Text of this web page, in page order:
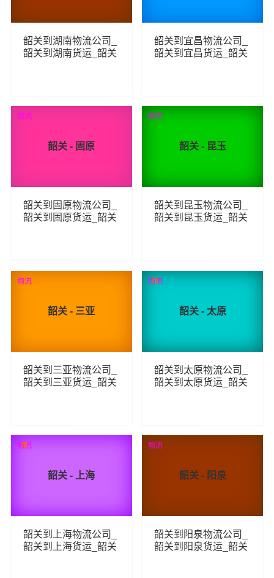
韶关到湖南物流公司_
韶关到湖南货运_韶关
443 查看详细
韶关到宜昌物流公司_
韶关到宜昌货运_韶关
251 查看详细
韶关 - 固原
韶关到固原物流公司_
韶关到固原货运_韶关
244 查看详细
物流
韶关 - 昆玉
韶关到昆玉物流公司_
韶关到昆玉货运_韶关
473 查看详细
物流
韶关 - 三亚
韶关到三亚物流公司_
韶关到三亚货运_韶关
262 查看详细
物流
韶关 - 太原
韶关到太原物流公司_
韶关到太原货运_韶关
350 查看详细
物流
荐
韶关 - 上海
韶关到上海物流公司_
韶关到上海货运_韶关
物流
荐
韶关 - 阳泉
韶关到阳泉物流公司_
韶关到阳泉货运_韶关
物流